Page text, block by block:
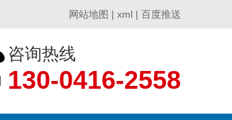
网站地图 | xml | 百度推送
咨询热线
130-0416-2558